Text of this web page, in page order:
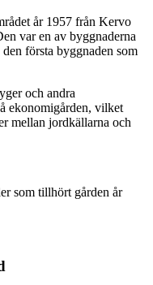
år 1957 från Kervo
var en av byggnaderna
första byggnaden som
och andra
ekonomigården, vilket
mellan jordkällarna och
som tillhört gården år